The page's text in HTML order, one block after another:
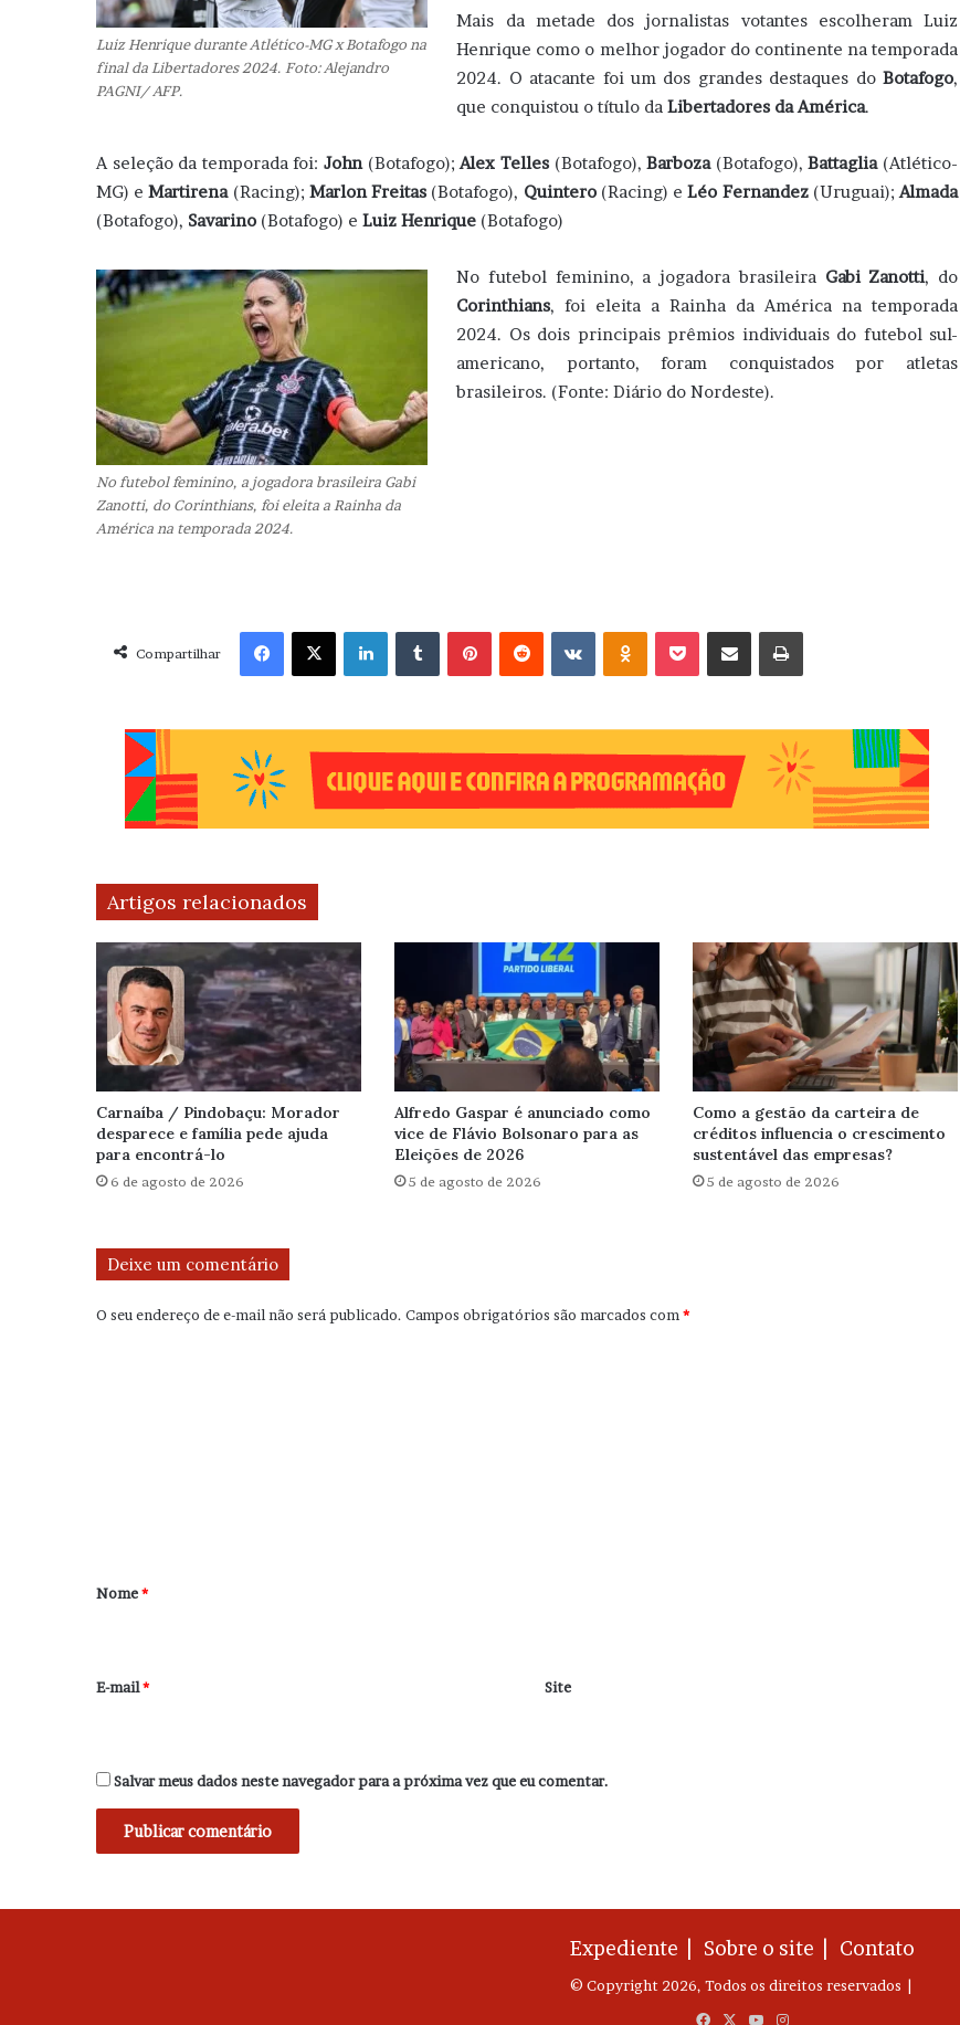
Luiz Henrique durante Atlético-MG x Botafogo na
final da Libertadores 2024. Foto: Alejandro
PAGNI/ AFP.
Mais da metade dos jornalistas votantes escolheram Luiz
Henrique como o melhor jogador do continente na temporada
2024. O atacante foi um dos grandes destaques do Botafogo,
que conquistou o título daLibertadores da América.
A seleção da temporada foi:John (Botafogo);Alex Telles(Botafogo),Barboza (Botafogo),Battaglia (Atlético-
MG) eMartirena (Racing); Marlon Freitas (Botafogo), Quintero (Racing) eLéo Fernandez(Uruguai);Almada
(Botafogo), Savarino (Botafogo) e Luiz Henrique (Botafogo)
No futebol feminino, a jogadora brasileira Gabi
Zanotti, do Corinthians, foi eleita a Rainha da
América na temporada 2024.
No futebol feminino, a jogadora brasileira Gabi Zanotti, do
Corinthians, foi eleita a Rainha da América na temporada
2024. Os dois principais prêmios individuais do futebol sul-
americano, portanto, foram conquistados por atletas
brasileiros. (Fonte: Diário do Nordeste).
Compartilhar
Facebook X Linkedin VK OK
Artigos relacionados
Carnaíba / Pindobaçu: Morador
desparece e família pede ajuda
para encontrá-lo
6 de agosto de 2026
Alfredo Gaspar é anunciado como
vice de Flávio Bolsonaro para as
Eleições de 2026
5 de agosto de 2026
Como a gestão da carteira de
créditos influencia o crescimento
sustentável das empresas?
5 de agosto de 2026
Deixe um comentário
O seu endereço de e-mail não será publicado. Campos obrigatórios são marcados com *
r
*
Nome*
E-mail* Site
Salvar meus dados neste navegador para a próxima vez que eu comentar.
Expediente | Sobre o site | Contato
© Copyright 2026, Todos os direitos reservados |
FacebookYouTubeInstagram